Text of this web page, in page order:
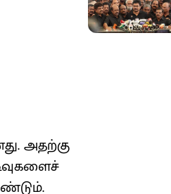
அதற்கு